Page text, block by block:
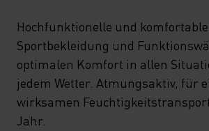
Hochfunktionelle und komfortable
Sportbekleidung und
optimalen Komfort in allen
jedem Wetter. Atmungsaktiv, für
wirksamen
Jahr.